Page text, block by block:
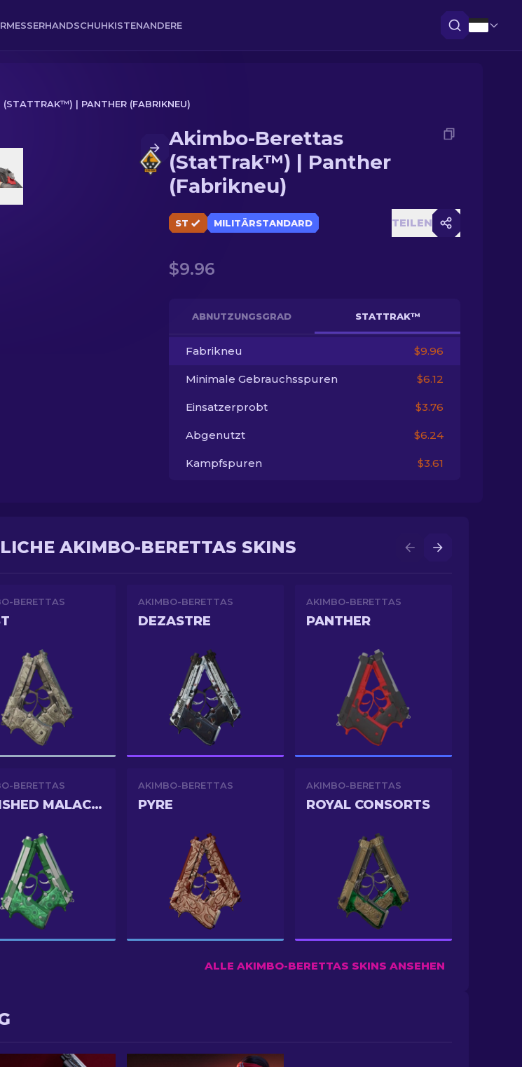
MESSERHANDSCHUHKISTENANDERE
| PANTHER (FABRIKNEU)
Akimbo-Berettas
(StatTrak™) | Panther
(Fabrikneu)
ST MILITÄRSTANDARD TEILEN
$9.96
ABNUTZUNGSGRAD STATTRAK™
Fabrikneu $9.96
Minimale Gebrauchsspuren $6.12
Einsatzerprobt $3.76
Abgenutzt $6.24
Kampfspuren $3.61
AKIMBO-BERETTAS SKINS
BERETTAS AKIMBO-BERETTAS
DEZASTRE
AKIMBO-BERETTAS
PANTHER
BERETTAS
POLISHED MALACHITE
AKIMBO-BERETTAS
PYRE
AKIMBO-BERETTAS
ROYAL CONSORTS
ALLE AKIMBO-BERETTAS SKINS ANSEHEN